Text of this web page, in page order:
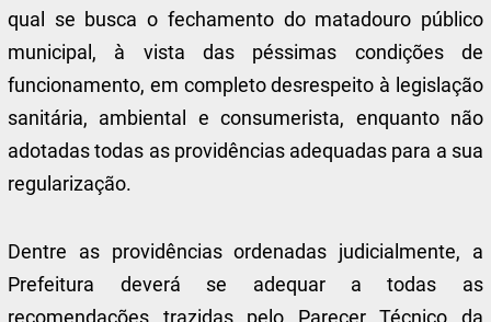
qual se busca o fechamento do matadouro público
municipal, à vista das péssimas condições de
funcionamento, em completo desrespeito à legislação
sanitária, ambiental e consumerista, enquanto não
adotadas todas as providências adequadas para a sua
regularização.
Dentre as providências ordenadas judicialmente, a
Prefeitura deverá se adequar a todas as
recomendações trazidas pelo Parecer Técnico da